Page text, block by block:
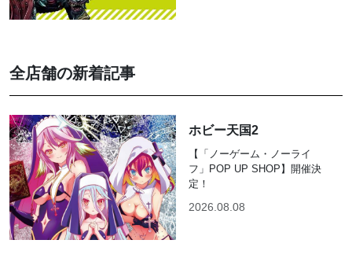
全店舗の新着記事
ホビー天国2
【「ノーゲーム・ノーライ
フ」POP UP SHOP】開催決
定！
2026.08.08